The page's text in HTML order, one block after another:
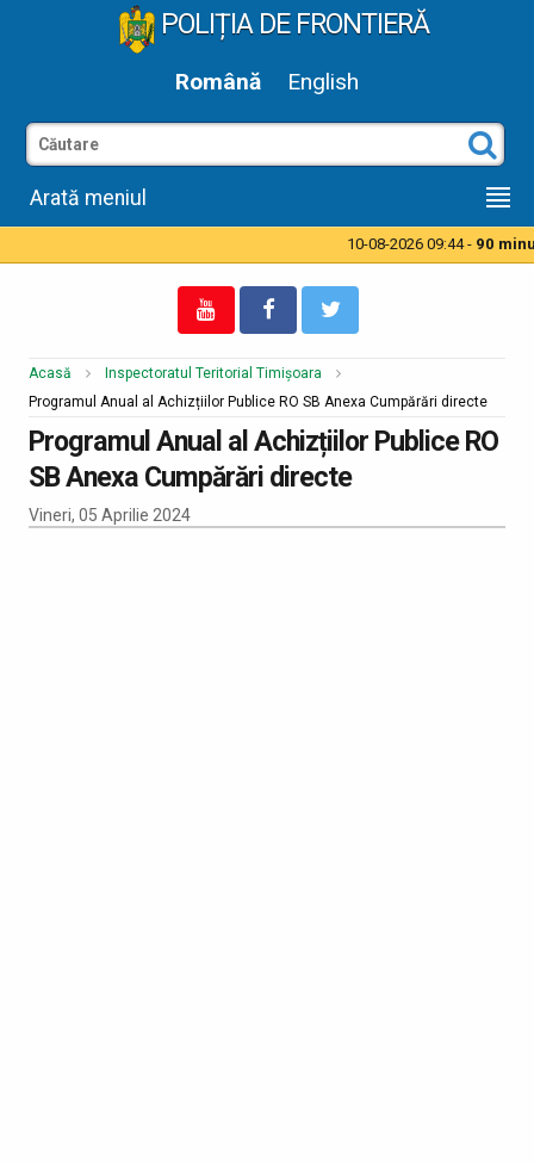
POLIȚIA DE FRONTIERĂ
Română English
Arată meniul
10-08-2026 09:44 -90
Acasă
Inspectoratul Teritorial Timișoara
Programul Anual al Achizțiilor Publice RO SB Anexa Cumpărări directe
Programul Anual al Achizțiilor Publice RO
SB Anexa Cumpărări directe
Vineri, 05 Aprilie 2024